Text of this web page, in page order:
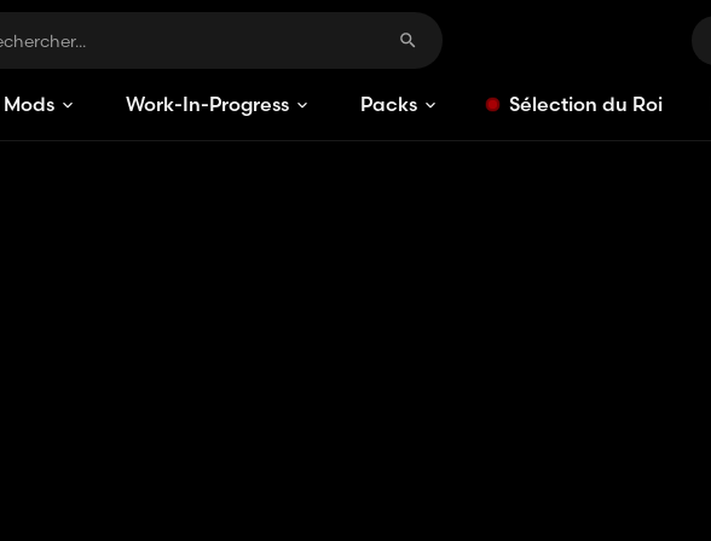
Mods Work-In-Progress Packs Sélection du Roi